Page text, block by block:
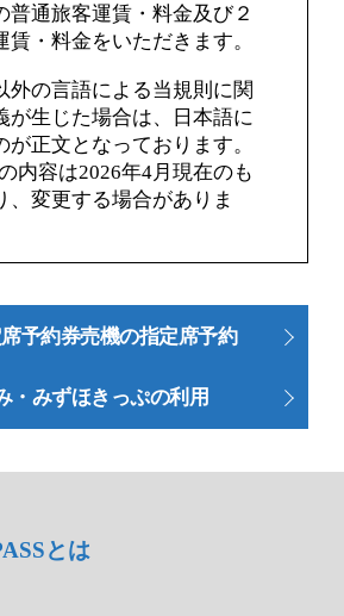
普通旅客運賃・料金及び２
賃・料金をいただきます。
外の言語による当規則に関
が生じた場合は、日本語に
が正文となっております。
内容は2026年4月現在のも
、変更する場合がありま
予約券売機の指定席予約
・みずほきっぷの利用
とは